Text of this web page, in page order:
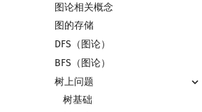
图论相关概念
图的存储
DFS（图论）
BFS（图论）
树上问题
树基础